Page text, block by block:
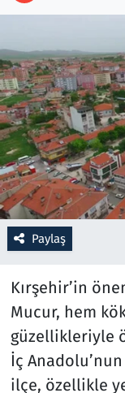
Paylaş
Kırşehir’in
Mucur, hem
güzellikleriyle
İç
ilçe, özellikle
Oyun
Ramazan
Resmi
Rüya
Sağlık
Savunma
Seçim 2023
Spor
Teknoloji